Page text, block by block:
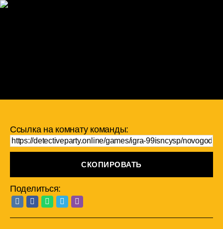
Ссылка на комнату команды:
СКОПИРОВАТЬ
Поделиться: